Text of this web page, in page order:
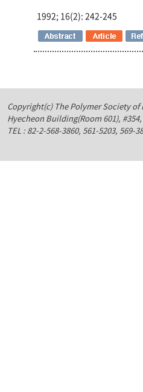
1992; 16(2): 242-245
Copyright(c) The Polymer Society of
Hyecheon Building(Room 601),
TEL : 82-2-568-3860, 561-5203,